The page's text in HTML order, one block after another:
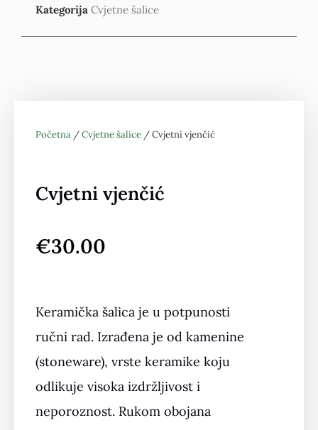
Kategorija Cvjetne šalice
Početna /Cvjetne šalice / Cvjetni vjenčić
Cvjetni vjenčić
€30.00
Keramička šalica je u potpunosti
ručni rad. Izrađena je od kamenine
(stoneware), vrste keramike koju
odlikuje visoka izdržljivost i
neporoznost. Rukom obojana